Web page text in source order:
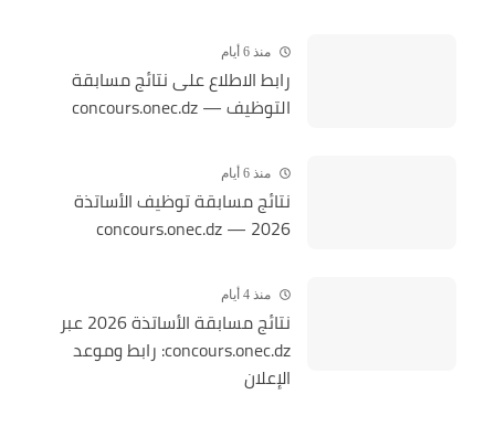
منذ 6 أيام
رابط الاطلاع على نتائج مسابقة
التوظيف — concours.onec.dz
منذ 6 أيام
نتائج مسابقة توظيف الأساتذة
2026 — concours.onec.dz
منذ 4 أيام
نتائج مسابقة الأساتذة 2026 عبر
concours.onec.dz: رابط وموعد
الإعلان